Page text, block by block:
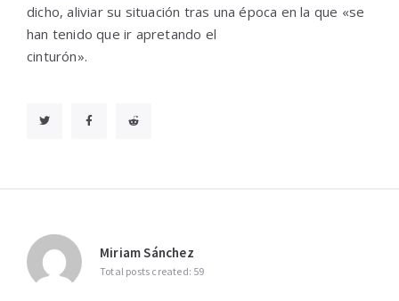
dicho, aliviar su situación tras una época en la que «se
han tenido que ir apretando el
cinturón».
Miriam Sánchez
Total posts created: 59